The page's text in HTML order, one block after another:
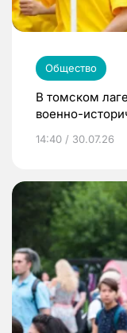
Общество
В томском
военно-
14:40 / 30.07.26